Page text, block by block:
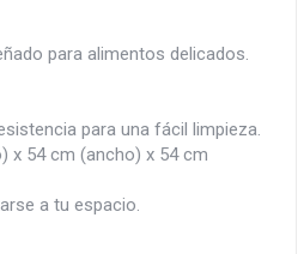
para alimentos delicados.
para una fácil limpieza.
x 54 cm (ancho) x 54 cm
a tu espacio.